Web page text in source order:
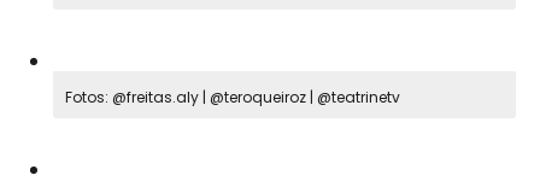
Fotos: @freitas.aly | @teroqueiroz | @teatrinetv